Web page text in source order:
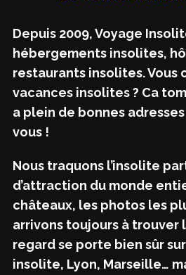
Depuis 2009, Voyage
hébergements insolites,
restaurants insolites. Vous
vacances insolites ? Ca
a plein de bonnes
vous !
Nous traquons l’insolite
d’attraction du monde
châteaux, les photos les
arrivons toujours à trouver
regard se porte bien sûr
insolite, Lyon, Marseille…